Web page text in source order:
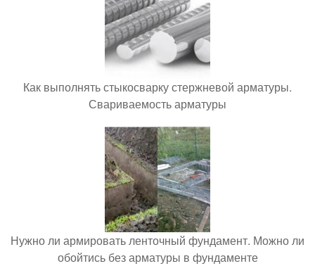
Как выполнять стыкосварку стержневой арматуры.
Свариваемость арматуры
Нужно ли армировать ленточный фундамент. Можно ли
обойтись без арматуры в фундаменте